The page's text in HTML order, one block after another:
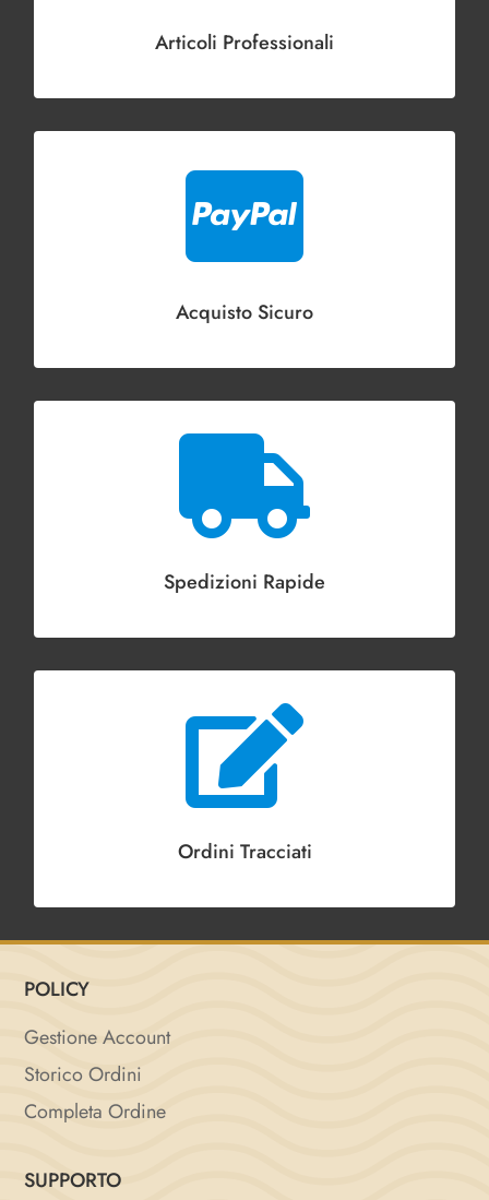
Articoli Professionali

Acquisto Sicuro

Spedizioni Rapide

Ordini Tracciati
POLICY
Gestione Account
Storico Ordini
Completa Ordine
SUPPORTO